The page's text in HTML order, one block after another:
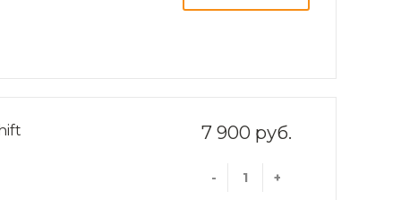
7 900 руб.
- +